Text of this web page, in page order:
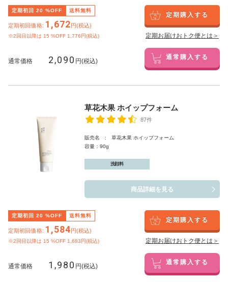
定期初回 20 %OFF 送料無料
定期初回価格: 1,672円(税込)
※2回目以降は 15 %OFF 1,776円(税込)
定期購入する
定期お届けおトク便とは＞
通常価格 2,090 円(税込) 通常購入する
草花木果 ホイップフォーム
87件
販売名 : 草花木果 ホイップフォーム
容量：90g
洗顔料
商品詳細を見る
定期初回 20 %OFF 送料無料
定期初回価格: 1,584円(税込)
※2回目以降は 15 %OFF 1,683円(税込)
定期購入する
定期お届けおトク便とは＞
通常価格 1,980 円(税込) 通常購入する